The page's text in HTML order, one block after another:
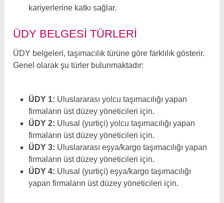
kariyerlerine katkı sağlar.
ÜDY BELGESI TÜRLERI
ÜDY belgeleri, taşımacılık türüne göre farklılık gösterir.
Genel olarak şu türler bulunmaktadır:
ÜDY 1: Uluslararası yolcu taşımacılığı yapan
firmaların üst düzey yöneticileri için.
ÜDY 2: Ulusal (yurtiçi) yolcu taşımacılığı yapan
firmaların üst düzey yöneticileri için.
ÜDY 3: Uluslararası eşya/kargo taşımacılığı yapan
firmaların üst düzey yöneticileri için.
ÜDY 4: Ulusal (yurtiçi) eşya/kargo taşımacılığı
yapan firmaların üst düzey yöneticileri için.